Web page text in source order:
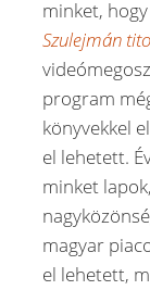
minket,
Szulejmán
program
könyvekkel
el lehetett.
minket
magyar
el lehetett,